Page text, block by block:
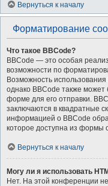
Вернуться к началу
Форматирование
Что такое BBCode?
BBCode — это особая
возможности по
Возможность
однако BBCode также
форме для его отправки.
заключаются в квадратные
информацией о BBCode
которое доступна из формы
Вернуться к началу
Могу ли я использовать
Нет. На этой конференции